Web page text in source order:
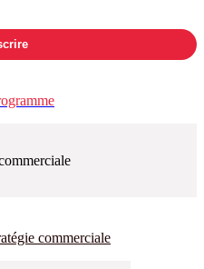
commerciale